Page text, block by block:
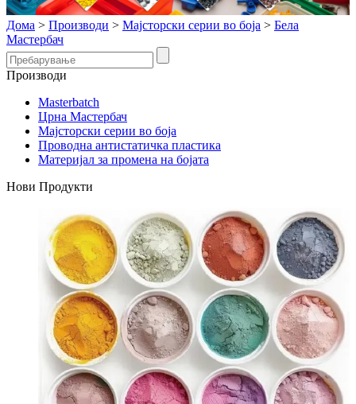
Дома > Производи > Мајсторски серии во боја > Бела
Мастербач
Производи
Masterbatch
Црна Мастербач
Мајсторски серии во боја
Проводна антистатичка пластика
Материјал за промена на бојата
Нови Продукти